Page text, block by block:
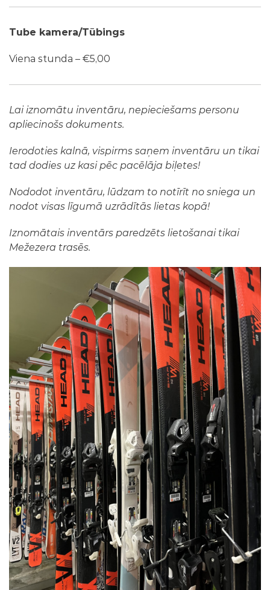
Tube kamera/Tūbings
Viena stunda – €5,00
Lai iznomātu inventāru, nepieciešams personu
apliecinošs dokuments.
Ierodoties kalnā, vispirms saņem inventāru un tikai
tad dodies uz kasi pēc pacēlāja biļetes!
Nododot inventāru, lūdzam to notīrīt no sniega un
nodot visas līgumā uzrādītās lietas kopā!
Iznomātais inventārs paredzēts lietošanai tikai
Mežezera trasēs.